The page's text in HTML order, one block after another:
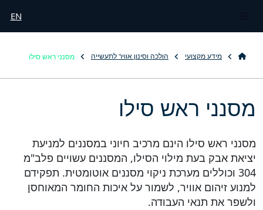
EN
מידע מקצועי הולכה וסינון אוויר לתעשייה מסנני ראש סילו
מסנני ראש סילו
מסנני ראש סילו הינם מרכיב חיוני במסננים למניעת
יציאת אבק בעת מילוי הסילו, המסננים עשויים פלב"מ
304 וכוללים מערכת ניקוי מסננים אוטומטית. תפקידם
למנוע זיהום אוויר, לשמור על איכות החומר המאוחסן
ולשפר את תנאי העבודה.